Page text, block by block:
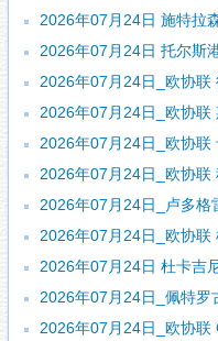
2026年07月24日 施特拉森VS贝
2026年07月24日 托尔斯港VS
2026年07月24日_欧协联 德
2026年07月24日_欧协联 斯肯迪
2026年07月24日_欧协联 卡
2026年07月24日_欧协联 科佩尔
2026年07月24日_卢多格雷茨VS特
2026年07月24日_欧协联 根特
2026年07月24日 杜卡吉尼
2026年07月24日_佩特罗古VS巴尼
2026年07月24日_欧协联 GKS卡